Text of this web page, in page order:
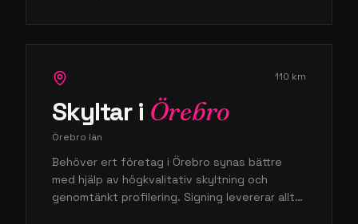
eller en komplett grafisk lösning så ser vi till
att ert varumärke verkligen tar plats i
110 km
Skyltar i Örebro
Örebro län
Behöver ert företag i Örebro synas bättre
med hjälp av högkvalitativ skyltning och
genomtänkt profilering. Signing levererar allt